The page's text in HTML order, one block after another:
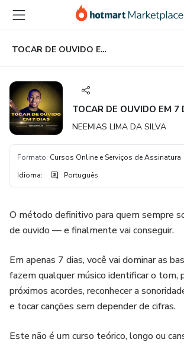
para
conteúdo
principal
para
pagamento
para
rodapé
TOCAR DE OUVIDO EM 7 DIAS
TOCAR DE OUVIDO EM 7
NEEMIAS LIMA DA SILVA
Formato: Cursos Online e Serviços de Assinatura
Idioma: Português
O método definitivo para quem sempre
de ouvido — e finalmente vai conseguir.
Em apenas 7 dias, você vai dominar as
fazem qualquer músico identificar o tom,
próximos acordes, reconhecer a
e tocar canções sem depender de cifras.
Este não é um curso teórico, longo ou